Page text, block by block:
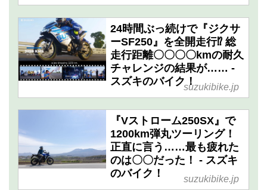
24時間ぶっ続けで『ジクサ
ーSF250』を全開走行⁉︎ 総
走行距離〇〇〇〇kmの耐久
チャレンジの結果が…… -
スズキのバイク！suzukibike.jp
『Vストローム250SX』で
1200km弾丸ツーリング！
正直に言う……最も疲れた
のは〇〇だった！ - スズキ
のバイク！
suzukibike.jp